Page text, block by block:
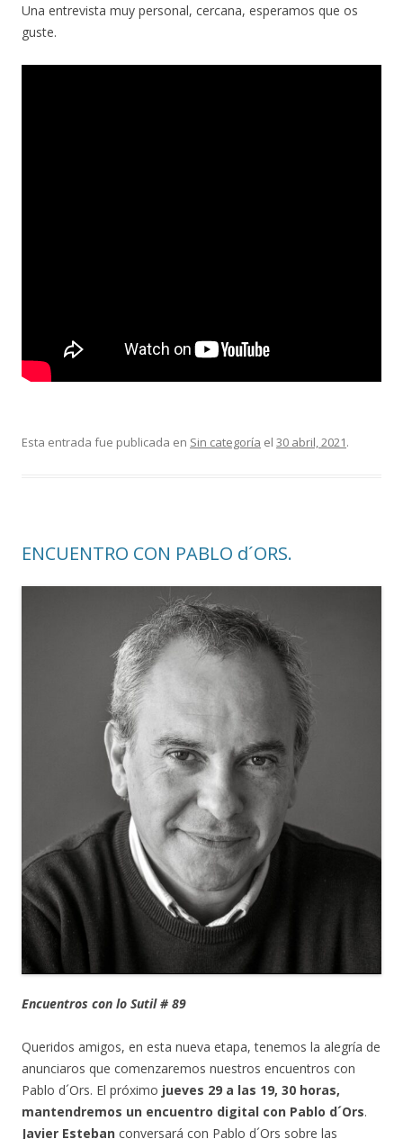
Una entrevista muy personal, cercana, esperamos que os
guste.
Esta entrada fue publicada en Sin categoría el 30 abril, 2021.
ENCUENTRO CON PABLO d´ORS.
Encuentros con lo Sutil # 89
Queridos amigos, en esta nueva etapa, tenemos la alegría de
anunciaros que comenzaremos nuestros encuentros con
Pablo d´Ors. El próximo jueves 29 a las 19, 30 horas,
mantendremos un encuentro digital con Pablo d´Ors.
Javier Esteban conversará con Pablo d´Ors sobre las